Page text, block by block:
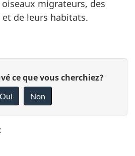
migrateurs, des
et de leurs habitats.
ce que vous cherchiez?
Oui Non